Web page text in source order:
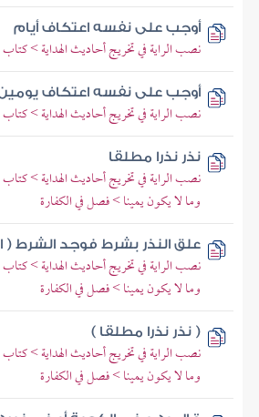
أوجب على نفسه اعتكاف أيام
نصب الراية في تخريج أحاديث الهداية >
أوجب على نفسه اعتكاف
نصب الراية في تخريج أحاديث الهداية >
نذر نذرا مطلقا
نصب الراية في تخريج أحاديث الهداية >
وما لا يكون يمينا > فصل في الكفارة
علق النذر بشرط فوجد الشرط (
نصب الراية في تخريج أحاديث الهداية >
وما لا يكون يمينا > فصل في الكفارة
( نذر نذرا مطلقا )
نصب الراية في تخريج أحاديث الهداية >
وما لا يكون يمينا > فصل في الكفارة